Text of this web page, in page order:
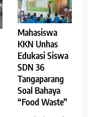
Mahasiswa
KKN Unhas
Edukasi Siswa
SDN 36
Tangaparang
Soal Bahaya
“Food Waste”